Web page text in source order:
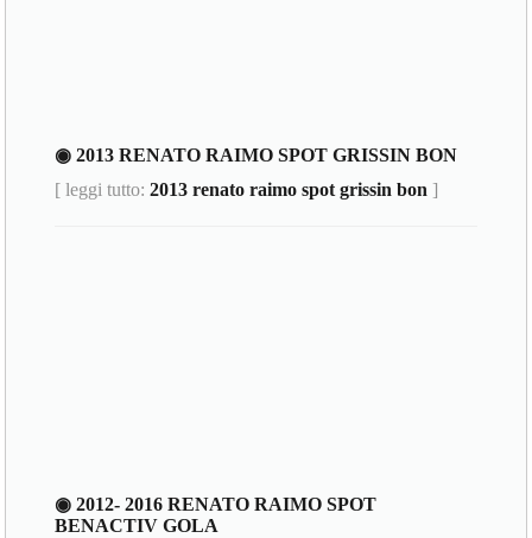
◉ 2013 RENATO RAIMO SPOT GRISSIN BON
[ leggi tutto:2013 renato raimo spot grissin bon ]
◉ 2012- 2016 RENATO RAIMO SPOT
BENACTIV GOLA